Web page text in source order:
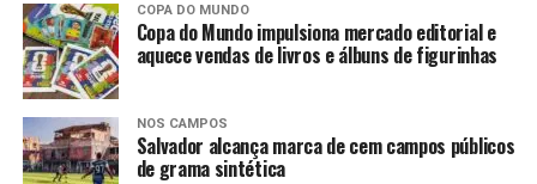
COPA DO MUNDO
Copa do Mundo impulsiona mercado editorial e
aquece vendas de livros e álbuns de figurinhas
NOS CAMPOS
Salvador alcança marca de cem campos públicos
de grama sintética